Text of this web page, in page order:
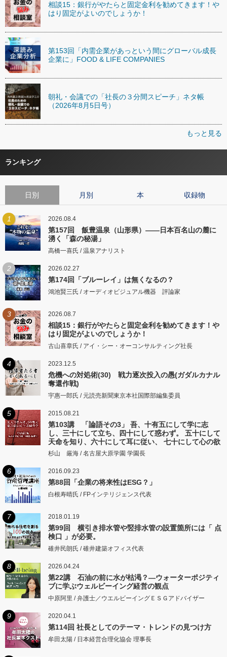
相談15：銀行がやたらと固定金利を勧めてきます！や
はり固定がよいのでしょうか！
第153回「内需企業があっという間にグローバル成長
企業に」FOOD & LIFE COMPANIES
朝礼・会議での「社長の３分間スピーチ」ネタ帳
（2026年8月5日号）
もっと見る
ランキング
日別 月別 本 収録物
1 2026.08.4
第157回 飯豊温泉（山形県）――日本百名山の麓に
湧く「森の秘湯」
高橋一喜氏 / 温泉アナリスト
2 2026.02.27
第174回「ブルーレイ」は無くなるの？
鴻池賢三氏 / オーディオビジュアル機器 評論家
3 2026.08.7
相談15：銀行がやたらと固定金利を勧めてきます！や
はり固定がよいのでしょうか！
古山喜章氏 / アイ・シー・オーコンサルティング社長
4 2023.12.5
危機への対処術(30) 戦力逐次投入の愚(ガダルカナル
奪還作戦)
宇惠一郎氏 / 元読売新聞東京本社国際部編集委員
5 2015.08.21
第103講 「論語その3」 吾、十有五にして学に志
し、三十にして立ち、四十にして惑わず。 五十にして
天命を知り、六十にして耳に従い、 七十にして心の欲
するところに従いて矩をこえず。
杉山 厳海 / 名古屋大原学園 学園長
6 2016.09.23
第88回「企業の将来性はESG？」
白根寿晴氏 / FPインテリジェンス代表
7 2018.01.19
第99回 横引き排水管や竪排水管の設置箇所には「 点
検口 」が必要。
碓井民朗氏 / 碓井建築オフィス代表
8 2026.04.24
第22講 石油の前に水が枯渇？―ウォーターポジティ
ブに学ぶウェルビーイング経営の観点
中原阿里 / 弁護士／ウエルビーイングＥＳＧアドバイザー
9 2020.04.1
第114回 社長としてのテーマ・トレンドの見つけ方
牟田太陽 / 日本経営合理化協会 理事長